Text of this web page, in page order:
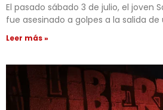
El pasado sábado 3 de julio, el joven
fue asesinado a golpes a la salida
Leer más »